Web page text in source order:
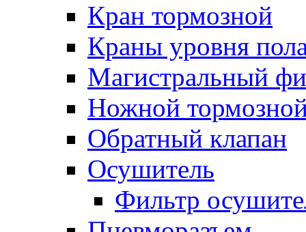
Кран тормозной
Краны уровня
Магистральный
Ножной
Обратный клапан
Осушитель
Фильтр